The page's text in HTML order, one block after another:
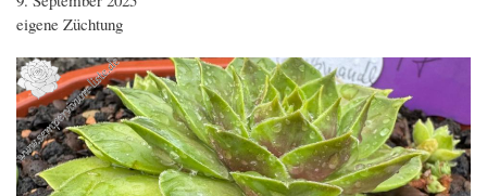
eigene Züchtung